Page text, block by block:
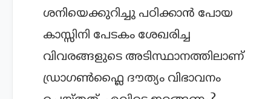
ശനിയെക്കുറിച്ചു പഠിക്കാന്‍ പോയ
കാസ്സിനി പേടകം ശേഖരിച്ച
വിവരങ്ങളുടെ അടിസ്ഥാനത്തിലാണ്
ഡ്രാഗണ്‍ഫ്ലൈ ദൗത്യം വിഭാവനം